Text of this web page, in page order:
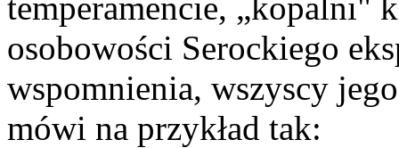
osobowości Serockiego
wspomnienia, wszyscy
mówi na przykład tak: